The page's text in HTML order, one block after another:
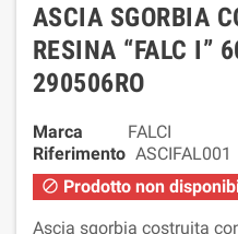
ASCIA SGORBIA
RESINA “FALC I”
290506RO
Marca
FALCI
Riferimento ASCIFAL001
 Prodotto non
Ascia sgorbia costruita